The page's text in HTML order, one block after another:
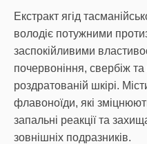
Екстракт ягід
володіє потужними
заспокійливими
почервоніння, свербіж та
роздратованій шкірі.
флавоноїди, які
запальні реакції та
зовнішніх подразників.